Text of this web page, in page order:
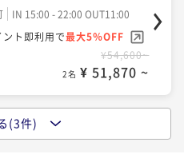
IN 15:00 - 18:30 OUT11:00
ント即利用で 最大5％OFF
¥80,400~
2名 ¥ 76,380 ~
IN 15:00 - 22:00 OUT11:00
ント即利用で最大5％OFF
¥54,600~
2名 ¥ 51,870 ~
2食付/フレンチ懐石》一
(3件)